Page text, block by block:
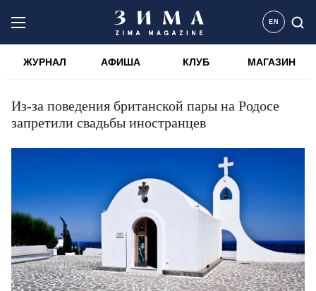
EN
ЖУРНАЛ АФИША КЛУБ МАГАЗИН
Из-за поведения британской пары на Родосе
запретили свадьбы иностранцев